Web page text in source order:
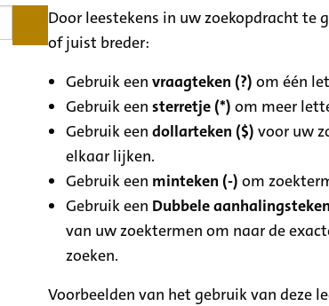
Door leestekens in uw zoekopdracht te
of juist breder:
Gebruik eenvraagteken (?) om één
Gebruik eensterretje (*) om meer
Gebruik eendollarteken ($) voor uw
elkaar lijken.
Gebruik een minteken (-) om
Gebruik een Dubbele
van uw zoektermen om naar de
zoeken.
Voorbeelden van het gebruik van deze